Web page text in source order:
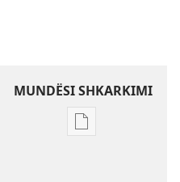
MUNDËSI SHKARKIMI
Mundësitë